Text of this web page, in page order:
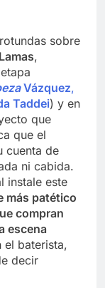
sobre
,
Vázquez,
Taddei) y en
que
que el
cuenta de
ni cabida.
instale este
más patético
compran
escena
baterista,
decir